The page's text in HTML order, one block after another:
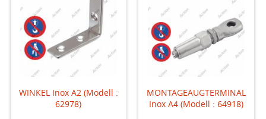
WINKEL Inox A2 (Modell :
62978)
MONTAGEAUGTERMINAL
Inox A4 (Modell : 64918)